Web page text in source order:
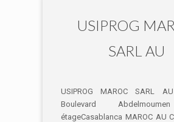
USIPROG
SARL AU
USIPROG MAROC SARL
Boulevard
étageCasablanca MAROC AU